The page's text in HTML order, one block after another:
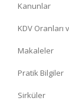
Kanunlar
KDV Oranları
Makaleler
Pratik Bilgiler
Sirküler